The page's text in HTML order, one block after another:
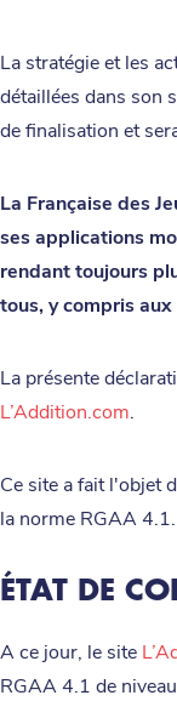
La stratégie et les
détaillées dans son
de finalisation et
La Française des
ses applications
rendant toujours
tous, y compris
La présente
L’Addition.com.
Ce site a fait l'objet
la norme RGAA 4.1.
ÉTAT DE
A ce jour, le site
RGAA 4.1 de